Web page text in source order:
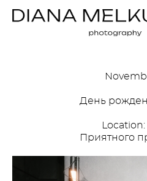
День
Приятного